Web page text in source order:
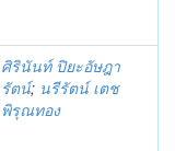
ศิรินันท์ ปิยะอัษฎา
รัตน์; นรีรัตน์ เตช
พิรุณทอง